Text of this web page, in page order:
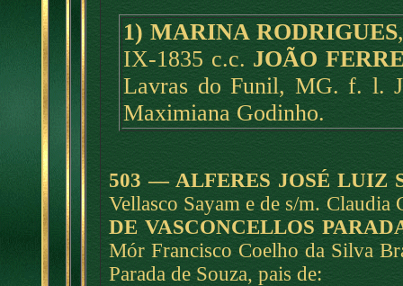
1) MARINA RODRIGUES
IX-1835 c.c. JOÃO
Lavras do Funil, MG. f. l.
Maximiana Godinho.
503 — ALFERES JOSÉ LUIZ
Vellasco Sayam e de s/m. Claudia
DE VASCONCELLOS
Mór Francisco Coelho da Silva
Parada de Souza, pais de: